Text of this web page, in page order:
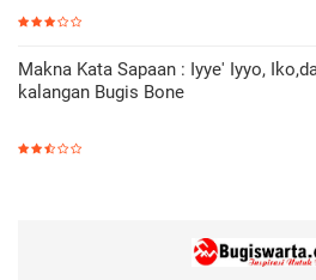
Makna Kata Sapaan : Iyye' Iyyo,
kalangan Bugis Bone